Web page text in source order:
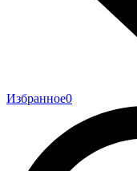
Избранное0